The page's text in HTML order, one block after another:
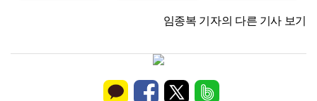
임종복 기자의 다른 기사 보기